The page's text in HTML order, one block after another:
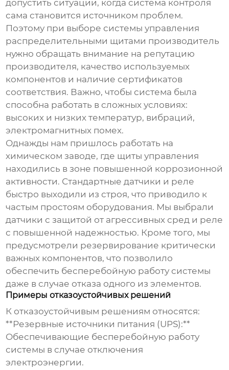
допустить ситуации, когда система контроля
сама становится источником проблем.
Поэтому при выборе системы управления
распределительными щитами производитель
нужно обращать внимание на репутацию
производителя, качество используемых
компонентов и наличие сертификатов
соответствия. Важно, чтобы система была
способна работать в сложных условиях:
высоких и низких температур, вибраций,
электромагнитных помех.
Однажды нам пришлось работать на
химическом заводе, где щиты управления
находились в зоне повышенной коррозионной
активности. Стандартные датчики и реле
быстро выходили из строя, что приводило к
частым простоям оборудования. Мы выбрали
датчики с защитой от агрессивных сред и реле
с повышенной надежностью. Кроме того, мы
предусмотрели резервирование критически
важных компонентов, что позволило
обеспечить бесперебойную работу системы
даже в случае отказа одного из элементов.
Примеры отказоустойчивых решений
К отказоустойчивым решениям относятся:
**Резервные источники питания (UPS):**
Обеспечивающие бесперебойную работу
системы в случае отключения
электроэнергии.